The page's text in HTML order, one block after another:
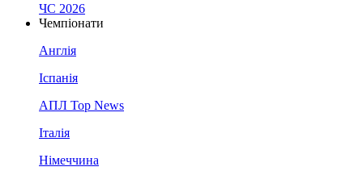
ЧС 2026
Чемпіонати
Англія
Іспанія
АПЛ Top News
Італія
Німеччина